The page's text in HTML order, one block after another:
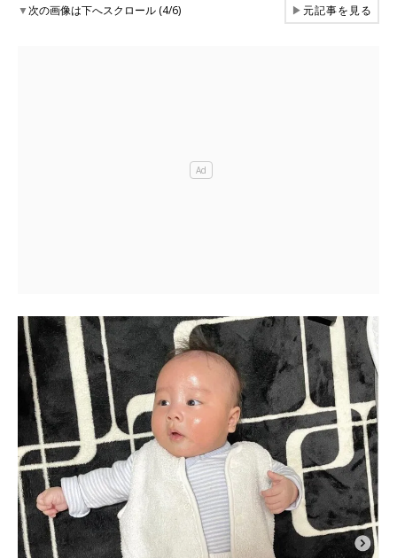
▼次の画像は下へスクロール (4/6) ▶元記事を見る